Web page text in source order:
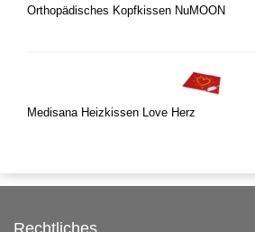
Orthopädisches Kopfkissen NuMOON
Medisana Heizkissen Love Herz